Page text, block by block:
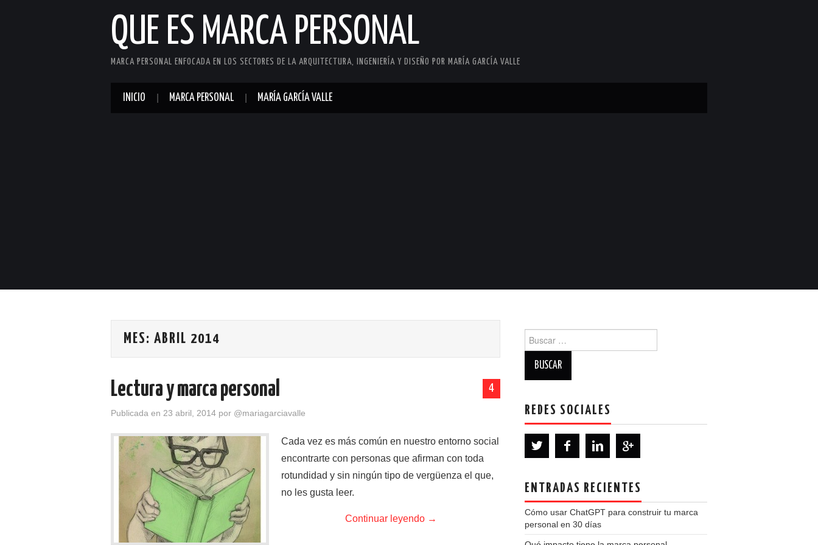
QUE ES MARCA PERSONAL
MARCA PERSONAL ENFOCADA EN LOS SECTORES DE LA ARQUITECTURA, INGENIERÍA Y DISEÑO POR MARÍA GARCÍA VALLE
INICIO MARCA PERSONAL MARÍA GARCÍA VALLE
MES: ABRIL 2014
4
Lectura y marca personal
Publicada en 23 abril, 2014 por @mariagarciavalle
Cada vez es más común en nuestro entorno social
encontrarte con personas que afirman con toda
rotundidad y sin ningún tipo de vergüenza el que,
no les gusta leer.
Continuar leyendo →
REDES SOCIALES
ENTRADAS RECIENTES
Cómo usar ChatGPT para construir tu marca
personal en 30 días